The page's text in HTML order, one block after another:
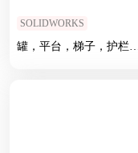
SOLIDWORKS
罐，平台，梯子，护栏（